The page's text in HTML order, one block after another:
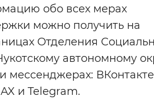
обо всех мерах
можно получить на
Отделения
автономному
мессенджерах:
и Telegram.